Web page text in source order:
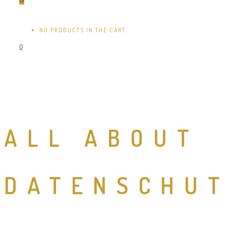
NO PRODUCTS IN THE CART.
0
ALL ABOUT